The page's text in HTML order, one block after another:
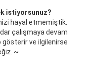
istiyorsunuz?
hayal etmemiştik.
çalışmaya devam
ve ilgilenirse
~